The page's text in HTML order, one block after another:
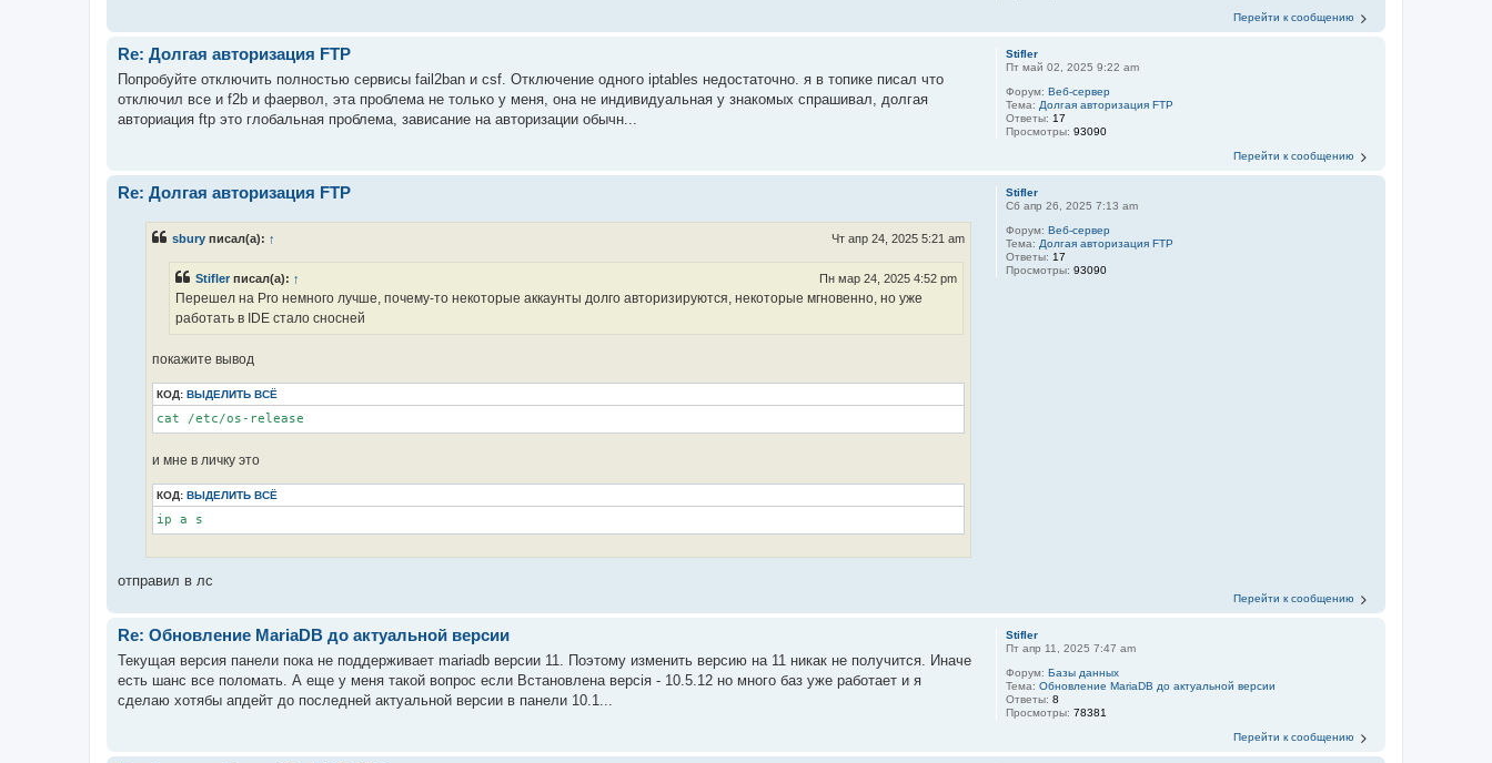
Перейти к сообщению
Stifler
Пт май 02, 2025 9:22 am
Форум:Веб-сервер
Тема: Долгая авторизация FTP
Ответы: 17
Просмотры:93090
Re: Долгая авторизация FTP
Попробуйте отключить полностью сервисы fail2ban и csf. Отключение одного iptables недостаточно. я в топике писал что
отключил все и f2b и фаервол, эта проблема не только у меня, она не индивидуальная у знакомых спрашивал, долгая
авториация ftp это глобальная проблема, зависание на авторизации обычн...
Перейти к сообщению
Stifler
Сб апр 26, 2025 7:13 am
Форум:Веб-сервер
Тема: Долгая авторизация FTP
Ответы: 17
Просмотры:93090
Re: Долгая авторизация FTP
sbury писал(а): ↑ Чт апр 24, 2025 5:21 am
Stiflerписал(а): ↑ Пн мар 24, 2025 4:52 pm
Перешел на Pro немного лучше, почему-то некоторые аккаунты долго авторизируются, некоторые мгновенно, но уже
работать в IDE стало сносней
покажите вывод
КОД: ВЫДЕЛИТЬ ВСЁ
cat /etc/os-release
и мне в личку это
КОД: ВЫДЕЛИТЬ ВСЁ
ip a s
отправил в лс
Перейти к сообщению
Stifler
Пт апр 11, 2025 7:47 am
Форум:Базы данных
Тема:Обновление MariaDB до актуальной версии
Ответы:8
Просмотры:78381
Re: Обновление MariaDB до актуальной версии
Текущая версия панели пока не поддерживает mariadb версии 11. Поэтому изменить версию на 11 никак не получится. Иначе
есть шанс все поломать. А еще у меня такой вопрос если Встановлена ​​версія - 10.5.12 но много баз уже работает и я
сделаю хотябы апдейт до последней актуальной версии в панели 10.1...
Перейти к сообщению